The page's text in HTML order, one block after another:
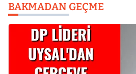
BAKMADAN GEÇME